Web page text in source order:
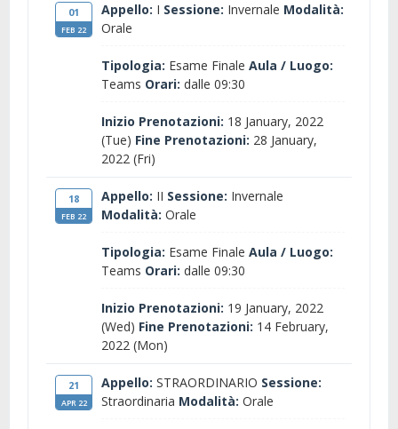
01
FEB 22
Appello: I Sessione: Invernale Modalità:
Orale
Tipologia: Esame Finale Aula / Luogo:
Teams Orari: dalle 09:30
Inizio Prenotazioni: 18 January, 2022
(Tue) Fine Prenotazioni: 28 January,
2022 (Fri)
18
FEB 22
Appello: II Sessione: Invernale
Modalità: Orale
Tipologia: Esame Finale Aula / Luogo:
Teams Orari: dalle 09:30
Inizio Prenotazioni: 19 January, 2022
(Wed) Fine Prenotazioni: 14 February,
2022 (Mon)
21
APR 22
Appello: STRAORDINARIO Sessione:
Straordinaria Modalità: Orale